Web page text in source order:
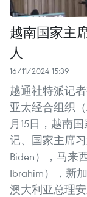
越南国家主
人
16/11/2024 15:39
越通社特派记
亚太经合组织
月15日，越南
记、国家主席
Biden），马来
Ibrahim），新
澳大利亚总理